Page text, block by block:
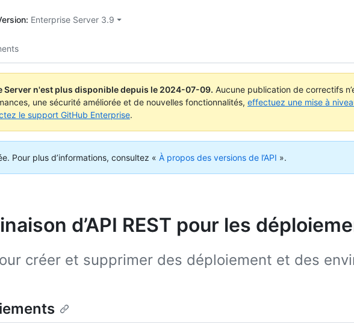
Enterprise Server 3.9
Server n'est plus disponible depuis le 2024-07-09. Aucune publication de correctifs
une sécurité améliorée et de nouvelles fonctionnalités, effectuez une mise à
le support GitHub Enterprise.
Pour plus d’informations, consultez « À propos des versions de l’API ».
d’API REST pour les
créer et supprimer des déploiement et des